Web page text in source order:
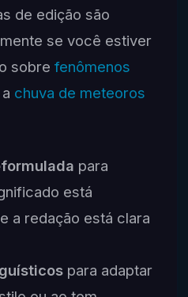
de edição são
se você estiver
sobre fenômenos
chuva de meteoros
para
está
a redação está clara
para adaptar